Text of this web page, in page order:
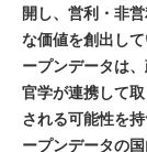
開し、営利・非
な価値を創出し
ープンデータは
官学が連携して
される可能性を
ープンデータの